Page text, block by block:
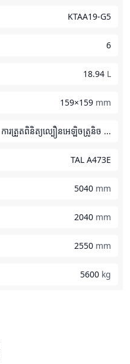
KTAA19-G5
6
18.94 L
159×159 mm
ការត្រួតពិនិត្យល្បឿនអេឡិចត្រូនិច ...
TAL A473E
5040 mm
2040 mm
2550 mm
5600 kg